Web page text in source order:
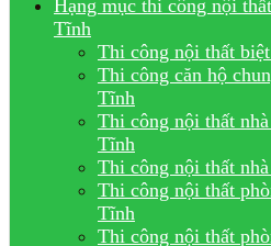
Hạng mục thi công nội
Tĩnh
Thi công nội thất
Thi công căn hộ
Tĩnh
Thi công nội thất
Tĩnh
Thi công nội thất
Thi công nội thất
Tĩnh
Thi công nội thất